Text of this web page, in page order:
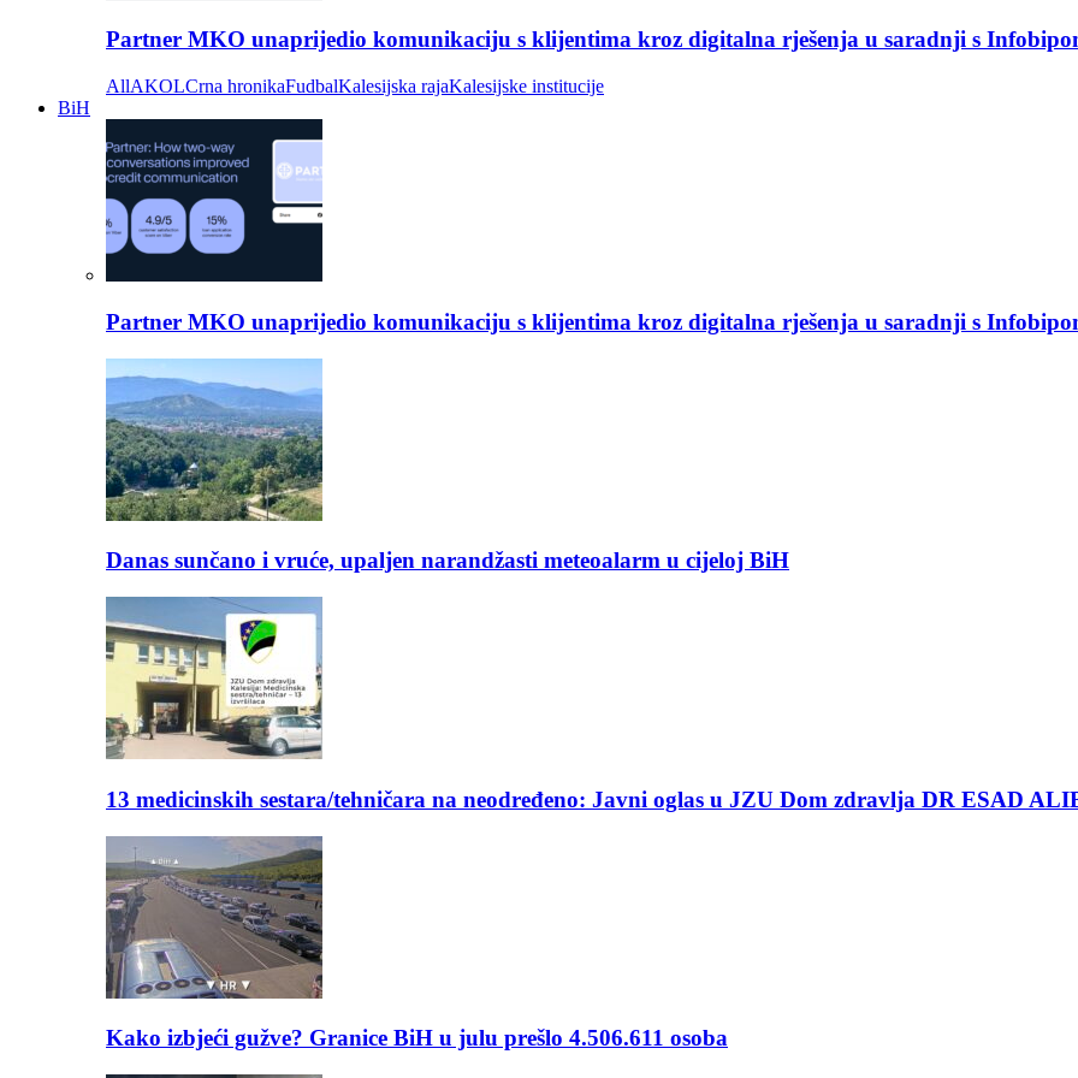
Partner MKO unaprijedio komunikaciju s klijentima kroz digitalna rješenja u saradnji s
AllAKOLCrna hronikaFudbalKalesijska rajaKalesijske institucije
BiH
Partner MKO unaprijedio komunikaciju s klijentima kroz digitalna rješenja u saradnji s
Danas sunčano i vruće, upaljen narandžasti meteoalarm u cijeloj BiH
13 medicinskih sestara/tehničara na neodređeno: Javni oglas u JZU Dom zdravlja DR ESAD
Kako izbjeći gužve? Granice BiH u julu prešlo 4.506.611 osoba